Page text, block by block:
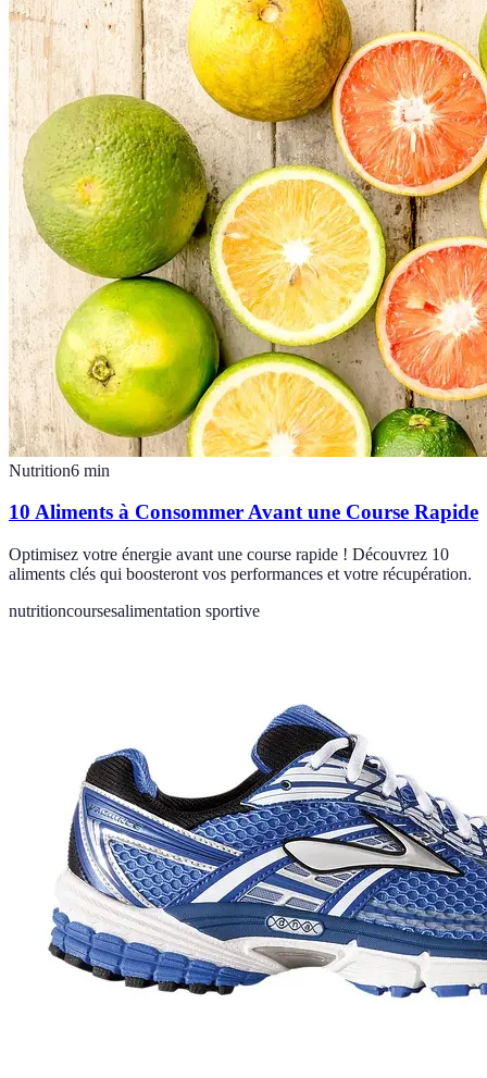
Nutrition6 min
10 Aliments à Consommer Avant une Course Rapide
Optimisez votre énergie avant une course rapide ! Découvrez 10
aliments clés qui boosteront vos performances et votre récupération.
nutritioncoursesalimentation sportive